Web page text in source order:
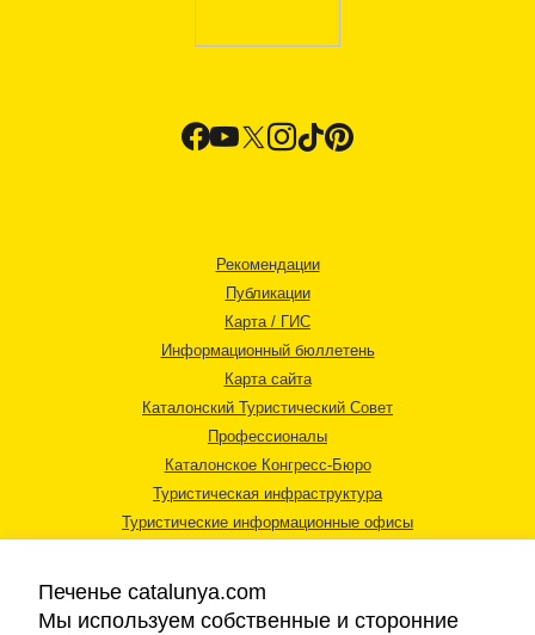
Рекомендации
Публикации
Карта / ГИС
Информационный бюллетень
Карта сайта
Каталонский Туристический Совет
Профессионалы
Каталонское Конгресс-Бюро
Туристическая инфраструктура
Туристические информационные офисы
Печенье catalunya.com
Мы используем собственные и сторонние